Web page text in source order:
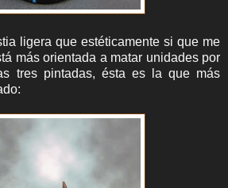
ligera que estéticamente si que me
más orientada a matar unidades por
tres pintadas, ésta es la que más